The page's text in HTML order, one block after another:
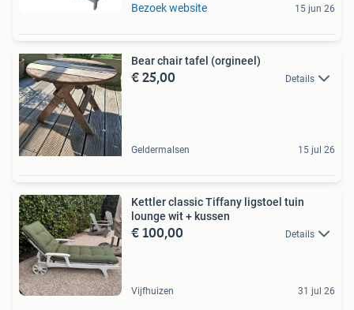
Bezoek website 15 jun 26
Bear chair tafel (orgineel)
€ 25,00 Details
Geldermalsen 15 jul 26
Kettler classic Tiffany ligstoel tuin
lounge wit + kussen
€ 100,00 Details
Vijfhuizen 31 jul 26